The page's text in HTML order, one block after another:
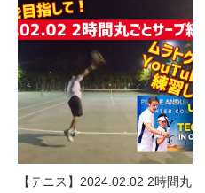
【テニス】2024.02.02 2時間丸